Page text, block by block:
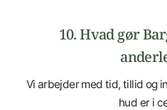
10. Hvad gør
Vi arbejder med tid, tillid og
hud er i